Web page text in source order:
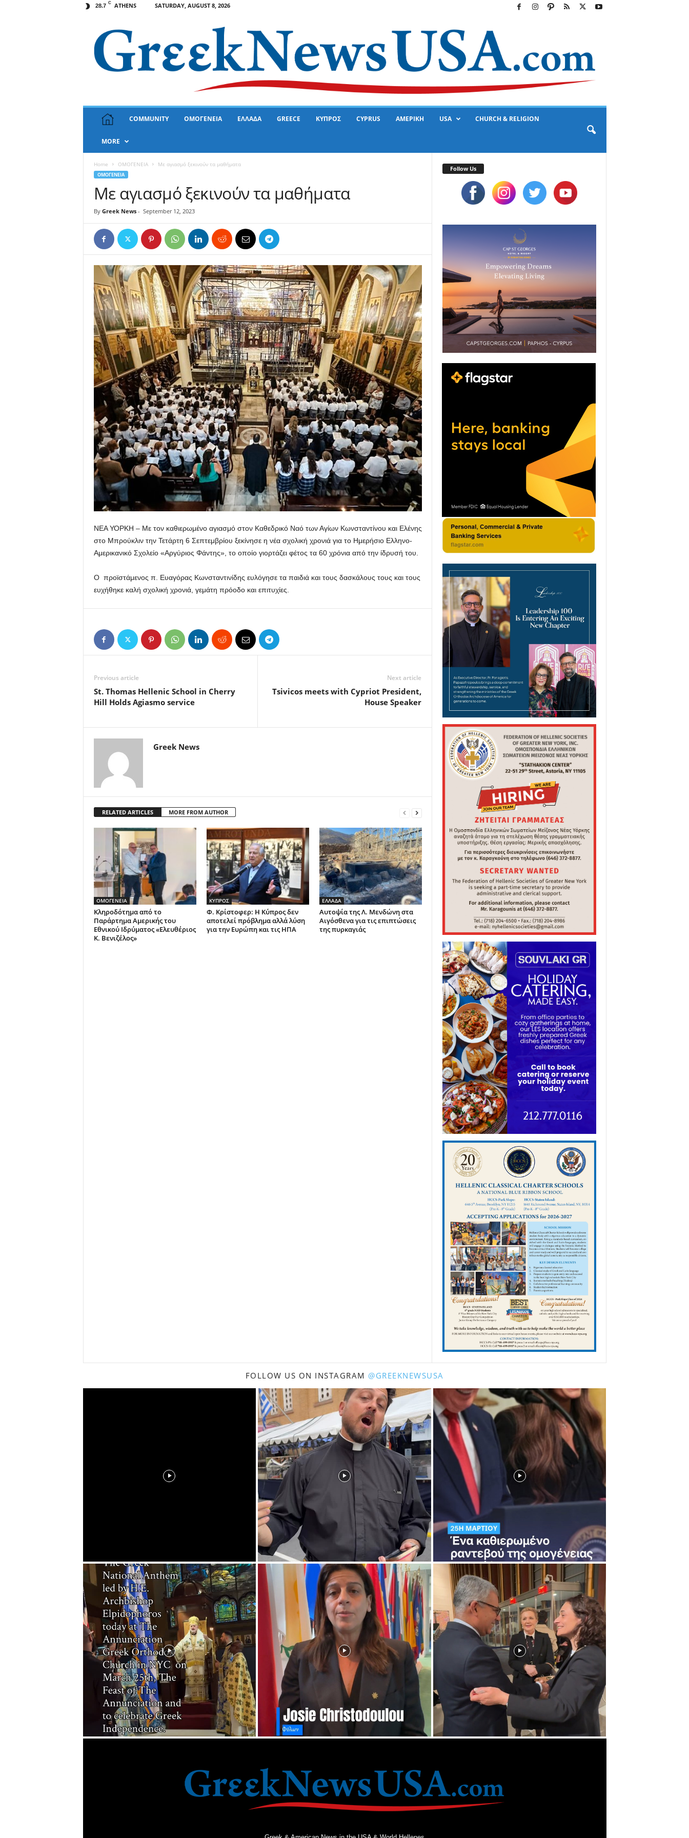
28.7 C ATHENS SATURDAY, AUGUST 8, 2026
k
COMMUNITY ΟΜΟΓΕΝΕΙΑ ΕΛΛΑΔΑ GREECE ΚΥΠΡΟΣ CYPRUS ΑΜΕΡΙΚΗ USA CHURCH & RELIGION
MORE
Home ΟΜΟΓΕΝΕΙΑ Με αγιασμό ξεκινούν τα μαθήματα
ΟΜΟΓΕΝΕΙΑ
Με αγιασμό ξεκινούν τα μαθήματα
By Greek News- September 12, 2023
ΝΕΑ ΥΟΡΚΗ – Με τον καθιερωμένο αγιασμό στον Καθεδρικό Ναό των Αγίων Κωνσταντίνου και Ελένης
στο Μπρούκλιν την Τετάρτη 6 Σεπτεμβρίου ξεκίνησε η νέα σχολική χρονιά για το Ημερήσιο Ελληνο-
Αμερικανικό Σχολείο «Αργύριος Φάντης», το οποίο γιορτάζει φέτος τα 60 χρόνια από την ίδρυσή του.
Ο προϊστάμενος π. Ευαγόρας Κωνσταντινίδης ευλόγησε τα παιδιά και τους δασκάλους τους και τους
ευχήθηκε καλή σχολική χρονιά, γεμάτη πρόοδο και επιτυχίες.
Previous article
St. Thomas Hellenic School in Cherry
Hill Holds Agiasmo service
Next article
Tsivicos meets with Cypriot President,
House Speaker
Greek News
RELATED ARTICLES MORE FROM AUTHOR
ΟΜΟΓΕΝΕΙΑ
Κληροδότημα από το
Παράρτημα Αμερικής του
Εθνικού Ιδρύματος «Ελευθέριος
Κ. Βενιζέλος»
ΚΥΠΡΟΣ
Φ. Κρίστοφερ: Η Κύπρος δεν
αποτελεί πρόβλημα αλλά λύση
για την Ευρώπη και τις ΗΠΑ
ΕΛΛΑΔΑ
Αυτοψία της Λ. Μενδώνη στα
Αιγόσθενα για τις επιπτώσεις
της πυρκαγιάς
Follow Us
FOLLOW US ON INSTAGRAM @GREEKNEWSUSA